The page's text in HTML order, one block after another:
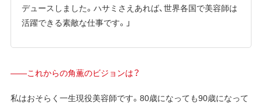
デュースしました。ハサミさえあれば、世界各国で美容師は
活躍できる素敵な仕事です。」
——これからの角薫のビジョンは？
私はおそらく一生現役美容師です。80歳になっても90歳になって